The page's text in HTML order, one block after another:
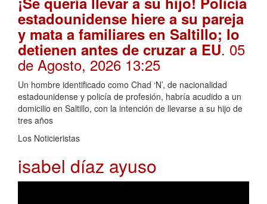
estadounidense hiere a su pareja
y mata a familiares en Saltillo; lo
detienen antes de cruzar a EU. 05
de Agosto, 2026 13:25
Un hombre identificado como Chad ‘N’, de nacionalidad
estadounidense y policía de profesión, habría acudido a un
domicilio en Saltillo, con la intención de llevarse a su hijo de
tres años
Los Noticieristas
isabel díaz ayuso